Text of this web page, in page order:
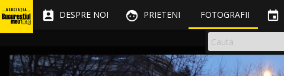
 DESPRE NOI  PRIETENI FOTOGRAFII 